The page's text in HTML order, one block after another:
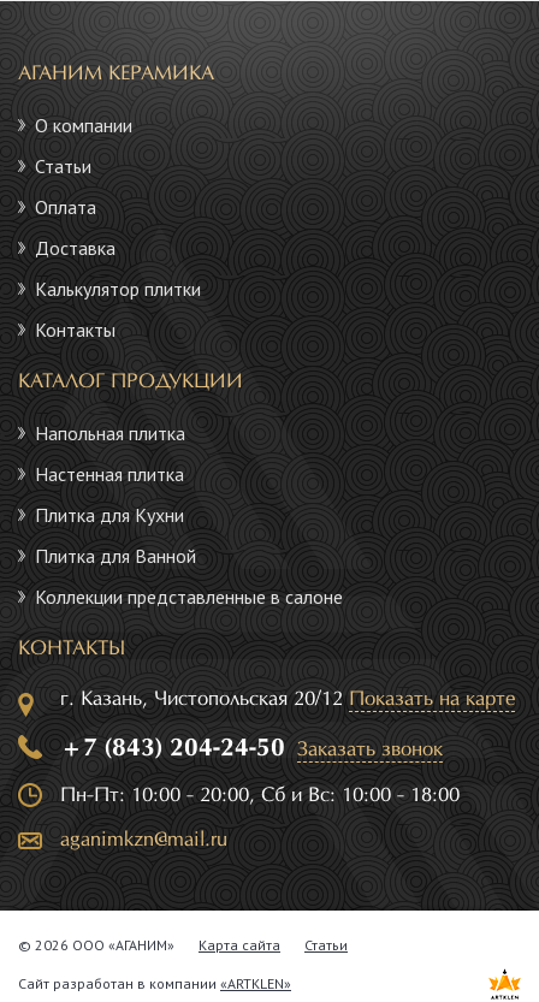
АГАНИМ КЕРАМИКА
О компании
Статьи
Оплата
Доставка
Калькулятор плитки
Контакты
КАТАЛОГ ПРОДУКЦИИ
Напольная плитка
Настенная плитка
Плитка для Кухни
Плитка для Ванной
Коллекции представленные в салоне
КОНТАКТЫ
г. Казань, Чистопольская 20/12 Показать на карте
+7 (843) 204-24-50 Заказать звонок
Пн-Пт: 10:00 - 20:00, Сб и Вс: 10:00 - 18:00
aganimkzn@mail.ru
© 2026 ООО «АГАНИМ» Карта сайта Статьи
Сайт разработан в компании «ARTKLEN»